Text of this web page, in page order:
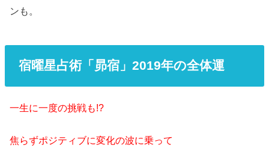
ンも。
宿曜星占術「昴宿」2019年の全体運
一生に一度の挑戦も!?
焦らずポジティブに変化の波に乗って